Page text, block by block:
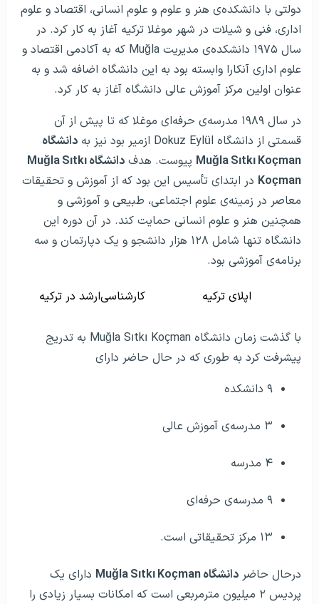
دولتی با دانشکده‌ی هنر و علوم و علوم انسانی، اقتصاد و علوم
اداری، فنی و شیلات در شهر موغلا ترکیه آغاز به کار کرد. در
سال ۱۹۷۵ دانشکده‌ی مدیریت Muğla که به آکادمی اقتصاد و
علوم اداری آنکارا وابسته بود به این دانشگاه اضافه شد و به
عنوان اولین مرکز آموزش عالی دانشگاه آغاز به کار کرد.
در سال ۱۹۸۹ مدرسه‌ی حرفه‌ای موغلا که تا پیش از آن
قسمتی از دانشگاه Dokuz Eylül ازمیر بود نیز به
دانشگاه
Muğla Sıtkı Koçman پیوست. هدف
دانشگاه Muğla Sıtkı
Koçman در ابتدای تأسیس این بود که از آموزش و تحقیقات
معاصر در زمینه‌ی علوم اجتماعی، طبیعی و آموزشی و
همچنین هنر و علوم انسانی حمایت کند. در آن دوره این
دانشگاه تنها شامل ۱۲۸ هزار دانشجو و یک دپارتمان و سه
برنامه‌ی آموزشی بود.
اپلای ترکیه کارشناسی‌ارشد در ترکیه
با گذشت زمان دانشگاه Muğla Sıtkı Koçman به تدریج
پیشرفت کرد به طوری که در حال حاضر دارای
۹ دانشکده
۳ مدرسه‌ی آموزش عالی
۴ مدرسه
۹ مدرسه‌ی حرفه‌ای
۱۳ مرکز تحقیقاتی است.
درحال حاضر دانشگاه Muğla Sıtkı Koçman
دارای یک
پردیس ۲ میلیون مترمربعی است که امکانات بسیار زیادی را